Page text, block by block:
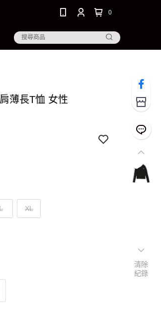
0
薄長T恤 女性
XL
清除
紀錄